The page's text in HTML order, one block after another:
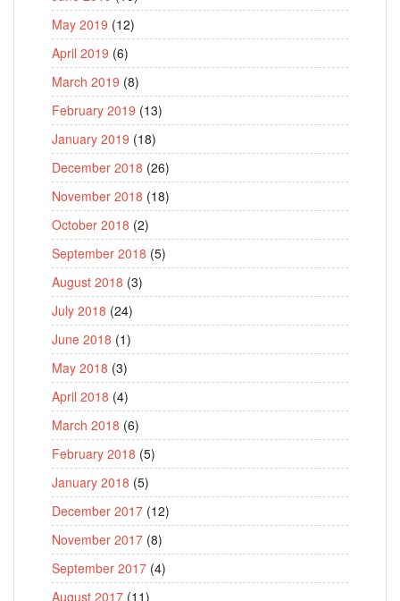
May 2019 (12)
April 2019 (6)
March 2019 (8)
February 2019 (13)
January 2019 (18)
December 2018 (26)
November 2018 (18)
October 2018 (2)
September 2018 (5)
August 2018 (3)
July 2018 (24)
June 2018 (1)
May 2018 (3)
April 2018 (4)
March 2018 (6)
February 2018 (5)
January 2018 (5)
December 2017 (12)
November 2017 (8)
September 2017 (4)
August 2017 (11)